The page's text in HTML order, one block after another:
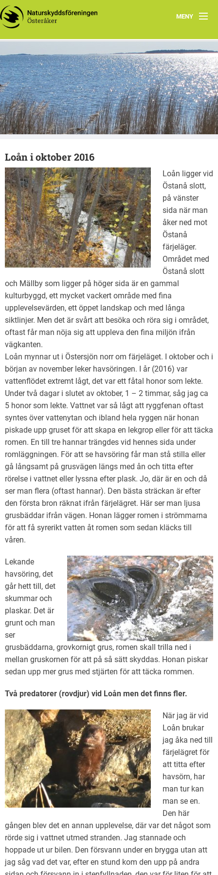
MENY
Hem
Aktuellt
Vår krets
Vad vi gör
Utflyktsmål i naturen
Loån i oktober 2016
Loån ligger vid
Östanå slott,
på vänster
sida när man
åker ned mot
Östanå
färjeläger.
Området med
Östanå slott
och Mällby som ligger på höger sida är en gammal
kulturbyggd, ett mycket vackert område med fina
upplevelsevärden, ett öppet landskap och med långa
siktlinjer. Men det är svårt att besöka och röra sig i området,
oftast får man nöja sig att uppleva den fina miljön ifrån
vägkanten.
Loån mynnar ut i Östersjön norr om färjeläget. I oktober och i
början av november leker havsöringen. I år (2016) var
vattenflödet extremt lågt, det var ett fåtal honor som lekte.
Under två dagar i slutet av oktober, 1 – 2 timmar, såg jag ca
5 honor som lekte. Vattnet var så lågt att ryggfenan oftast
syntes över vattenytan och ibland hela ryggen när honan
piskade upp gruset för att skapa en lekgrop eller för att täcka
romen. En till tre hannar trängdes vid hennes sida under
romläggningen. För att se havsöring får man stå stilla eller
gå långsamt på grusvägen längs med ån och titta efter
rörelse i vattnet eller lyssna efter plask. Jo, där är en och då
ser man flera (oftast hannar). Den bästa sträckan är efter
den första bron räknat ifrån färjelägret. Här ser man ljusa
grusbäddar ifrån vägen. Honan lägger romen i strömmarna
för att få syrerikt vatten åt romen som sedan kläcks till
våren.
Lekande
havsöring, det
går hett till, det
skummar och
plaskar. Det är
grunt och man
ser
grusbäddarna, grovkornigt grus, romen skall trilla ned i
mellan gruskornen för att på så sätt skyddas. Honan piskar
sedan upp mer grus med stjärten för att täcka rommen.
Två predatorer (rovdjur) vid Loån men det finns fler.
När jag är vid
Loån brukar
jag åka ned till
färjelägret för
att titta efter
havsörn, har
man tur kan
man se en.
Den här
gången blev det en annan upplevelse, där var det något som
rörde sig i vattnet utmed stranden. Jag stannade och
hoppade ut ur bilen. Den försvann under en brygga utan att
jag såg vad det var, efter en stund kom den upp på andra